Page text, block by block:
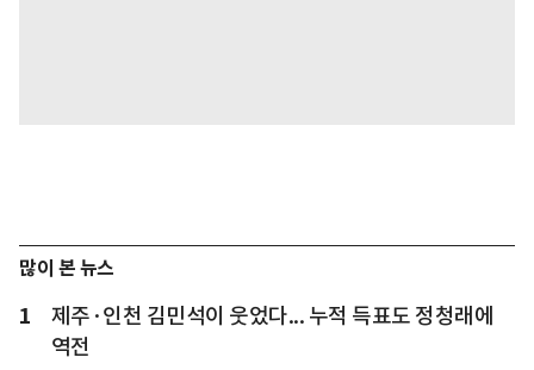
많이 본 뉴스
1
제주·인천 김민석이 웃었다... 누적 득표도 정청래에
역전